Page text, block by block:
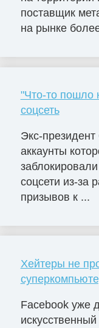
поставщик
на рынке
"Что-то пошло
соцсеть
Экс-
аккаунты
соцсети из-за
призывов к ...
Хейтеры не
Facebook уже